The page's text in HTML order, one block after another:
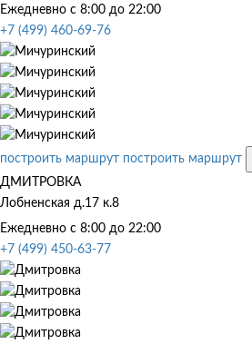
Ежедневно с 8:00 до 22:00
+7 (499) 460-69-76
построить маршрут построить маршрут
ДМИТРОВКА
Лобненская д.17 к.8
Ежедневно с 8:00 до 22:00
+7 (499) 450-63-77